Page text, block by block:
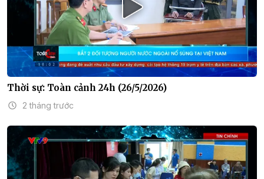
Thời sự: Toàn cảnh 24h (26/5/2026)
2 tháng trước